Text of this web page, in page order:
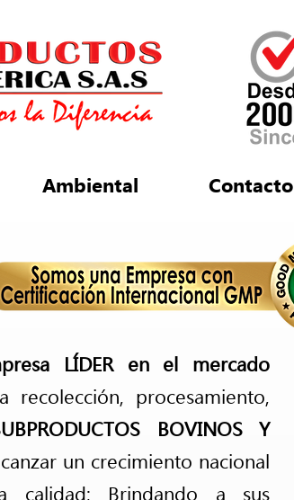
Ambiental Contacto
LÍDER en el mercado
recolección, procesamiento,
BOVINOS Y
un crecimiento nacional
calidad; Brindando a sus